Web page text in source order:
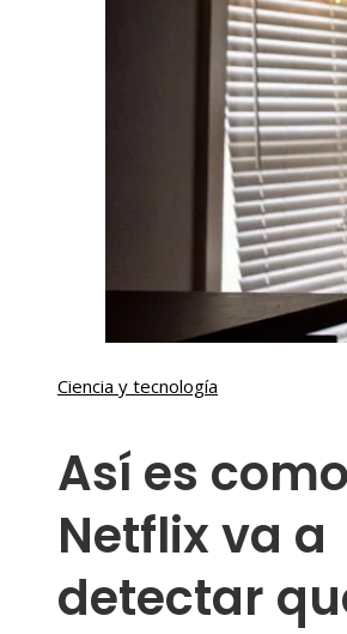
Ciencia y tecnología
Así es como
Netflix va a
detectar